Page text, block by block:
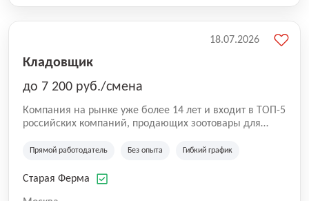
Кладовщик
до 7 200 руб./смена
Компания на рынке уже более 14 лет и входит в ТОП-5
российских компаний, продающих зоотовары для
компания владеет 5 розничными магазинами, а также
России (Wildberries, Ozon, Яндекс. Маркет и
Прямой работодатель Без опыта Гибкий график
Старая Ферма
18.07.2026